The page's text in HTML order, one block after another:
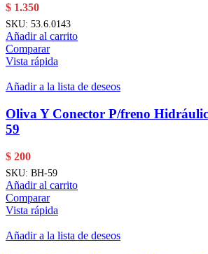
$ 1.350
SKU: 53.6.0143
Añadir al carrito
Comparar
Vista rápida
Añadir a la lista de deseos
Oliva Y Conector P/freno
59
$ 200
SKU: BH-59
Añadir al carrito
Comparar
Vista rápida
Añadir a la lista de deseos